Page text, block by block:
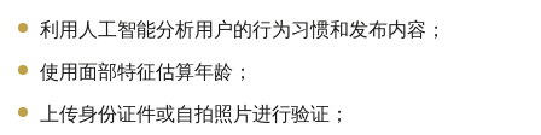
利用人工智能分析用户的行为习惯和发布内容；
使用面部特征估算年龄；
上传身份证件或自拍照片进行验证；